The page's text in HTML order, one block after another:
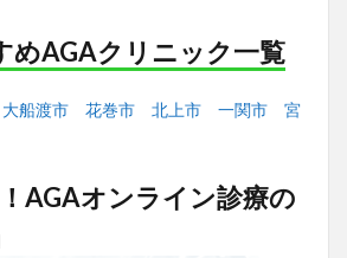
めAGAクリニック一覧
大船渡市 花巻市 北上市 一関市
宮
AGAオンライン診療の